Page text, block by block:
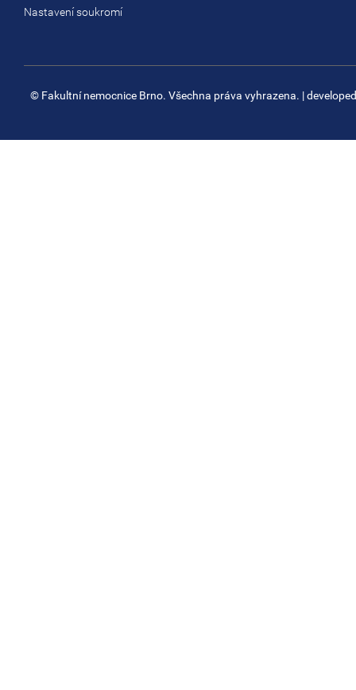
Nastavení soukromí
© Fakultní nemocnice Brno. Všechna práva vyhrazena. |